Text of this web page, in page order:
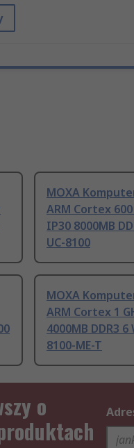
MOXA
ARM Cortex
IP30 8000MB
UC-8100
MOXA
ARM Cortex 1
4000MB DDR3 6
8100-ME-T
o